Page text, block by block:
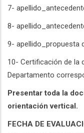
7-
8-
9- apellido_propuesta
10- Certificación de la
Departamento
Presentar toda la
orientación vertical.
FECHA DE